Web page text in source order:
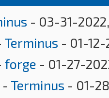
- 03-31-
Terminus - 01-
forge - 01-27-
- Terminus - 01-